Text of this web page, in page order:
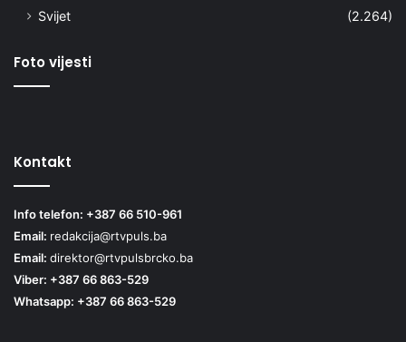
Svijet
(2.264)
Foto vijesti
Kontakt
Info telefon: +387 66 510-961
Email: redakcija@rtvpuls.ba
Email: direktor@rtvpulsbrcko.ba
Viber: +387 66 863-529
Whatsapp: +387 66 863-529